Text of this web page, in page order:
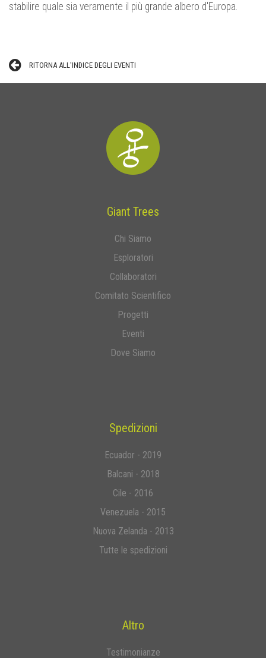
stabilire quale sia veramente il più grande albero d'Europa.
RITORNA ALL'INDICE DEGLI EVENTI
Giant Trees
Chi Siamo
Esploratori
Collaboratori
Comitato Scientifico
Progetti
Eventi
Dove Siamo
Spedizioni
Ecuador - 2019
Balcani - 2018
Cile - 2016
Venezuela - 2015
Nuova Zelanda - 2013
Tutte le spedizioni
Altro
Testimonianze